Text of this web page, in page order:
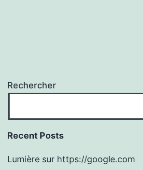
Rechercher
Recent Posts
Lumière sur https://google.com